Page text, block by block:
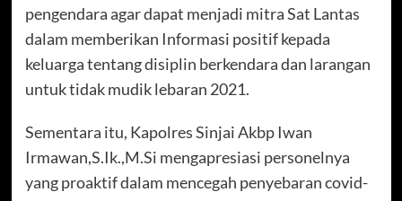
pengendara agar dapat menjadi mitra Sat Lantas
dalam memberikan Informasi positif kepada
keluarga tentang disiplin berkendara dan larangan
untuk tidak mudik lebaran 2021.
Sementara itu, Kapolres Sinjai Akbp Iwan
Irmawan,S.Ik.,M.Si mengapresiasi personelnya
yang proaktif dalam mencegah penyebaran covid-